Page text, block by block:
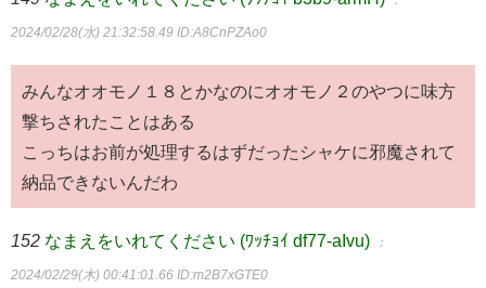
2024/02/28(水) 21:32:58.49 ID:A8CnPZAo0
みんなオオモノ１８とかなのにオオモノ２のやつに味方
撃ちされたことはある
こっちはお前が処理するはずだったシャケに邪魔されて
納品できないんだわ
152 なまえをいれてください (ﾜｯﾁｮｲ df77-aIvu) ：
2024/02/29(木) 00:41:01.66 ID:m2B7xGTE0